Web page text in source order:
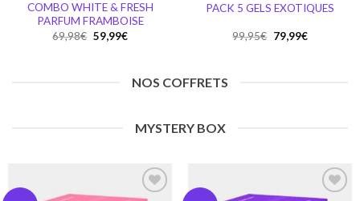
COMBO WHITE & FRESH
PARFUM FRAMBOISE
69,98€ Original
price
59,99€Current
PACK 5 GELS EXOTIQUES
99,95€ Original
price
79,99€Current
NOS COFFRETS
MYSTERY BOX